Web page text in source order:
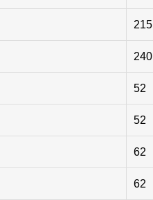
215
240
52
52
62
62